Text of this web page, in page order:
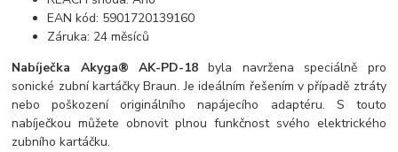
EAN kód: 5901720139160
Záruka: 24 měsíců
Nabíječka Akyga® AK-PD-18byla navržena speciálně pro
sonické zubní kartáčky Braun. Je ideálním řešením v případě ztráty
nebo poškození originálního napájecího adaptéru. S touto
nabíječkou můžete obnovit plnou funkčnost svého elektrického
zubního kartáčku.